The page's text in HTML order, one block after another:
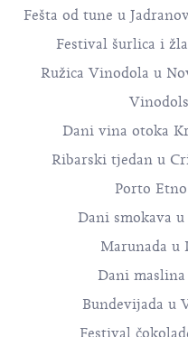
Fešta od tune u
Festival šurlica i
Ružica Vinodola u
Dani vina otoka
Ribarski tjedan u
Porto
Dani smokava
Marunada u
Dani
Bundevijada u
Festival